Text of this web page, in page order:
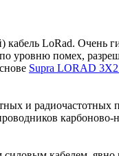
кабель LoRad. Очень
уровню помех,
Supra LORAD
и радиочастотных
карбоново-